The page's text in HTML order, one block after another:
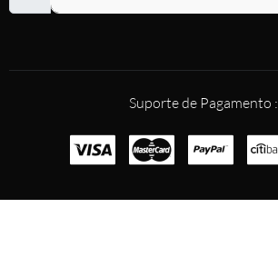
Suporte de Pagamento :